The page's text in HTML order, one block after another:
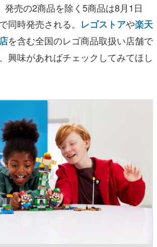
売の2商品を除く5商品は8月1日
同時発売される。 レゴストアや楽天
を含む全国のレゴ商品取扱い店舗で
興味があればチェックしてみてほし